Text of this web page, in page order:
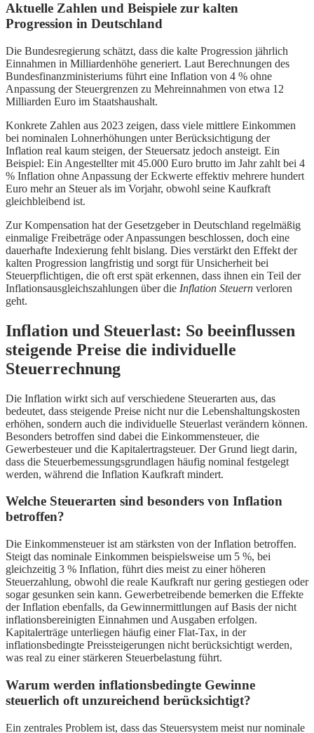
Aktuelle Zahlen und Beispiele zur kalten
Progression in Deutschland
Die Bundesregierung schätzt, dass die kalte Progression jährlich
Einnahmen in Milliardenhöhe generiert. Laut Berechnungen des
Bundesfinanzministeriums führt eine Inflation von 4 % ohne
Anpassung der Steuergrenzen zu Mehreinnahmen von etwa 12
Milliarden Euro im Staatshaushalt.
Konkrete Zahlen aus 2023 zeigen, dass viele mittlere Einkommen
bei nominalen Lohnerhöhungen unter Berücksichtigung der
Inflation real kaum steigen, der Steuersatz jedoch ansteigt. Ein
Beispiel: Ein Angestellter mit 45.000 Euro brutto im Jahr zahlt bei 4
% Inflation ohne Anpassung der Eckwerte effektiv mehrere hundert
Euro mehr an Steuer als im Vorjahr, obwohl seine Kaufkraft
gleichbleibend ist.
Zur Kompensation hat der Gesetzgeber in Deutschland regelmäßig
einmalige Freibeträge oder Anpassungen beschlossen, doch eine
dauerhafte Indexierung fehlt bislang. Dies verstärkt den Effekt der
kalten Progression langfristig und sorgt für Unsicherheit bei
Steuerpflichtigen, die oft erst spät erkennen, dass ihnen ein Teil der
Inflationsausgleichszahlungen über die Inflation Steuern verloren
geht.
Inflation und Steuerlast: So beeinflussen
steigende Preise die individuelle
Steuerrechnung
Die Inflation wirkt sich auf verschiedene Steuerarten aus, das
bedeutet, dass steigende Preise nicht nur die Lebenshaltungskosten
erhöhen, sondern auch die individuelle Steuerlast verändern können.
Besonders betroffen sind dabei die Einkommensteuer, die
Gewerbesteuer und die Kapitalertragsteuer. Der Grund liegt darin,
dass die Steuerbemessungsgrundlagen häufig nominal festgelegt
werden, während die Inflation Kaufkraft mindert.
Welche Steuerarten sind besonders von Inflation
betroffen?
Die Einkommensteuer ist am stärksten von der Inflation betroffen.
Steigt das nominale Einkommen beispielsweise um 5 %, bei
gleichzeitig 3 % Inflation, führt dies meist zu einer höheren
Steuerzahlung, obwohl die reale Kaufkraft nur gering gestiegen oder
sogar gesunken sein kann. Gewerbetreibende bemerken die Effekte
der Inflation ebenfalls, da Gewinnermittlungen auf Basis der nicht
inflationsbereinigten Einnahmen und Ausgaben erfolgen.
Kapitalerträge unterliegen häufig einer Flat-Tax, in der
inflationsbedingte Preissteigerungen nicht berücksichtigt werden,
was real zu einer stärkeren Steuerbelastung führt.
Warum werden inflationsbedingte Gewinne
steuerlich oft unzureichend berücksichtigt?
Ein zentrales Problem ist, dass das Steuersystem meist nur nominale